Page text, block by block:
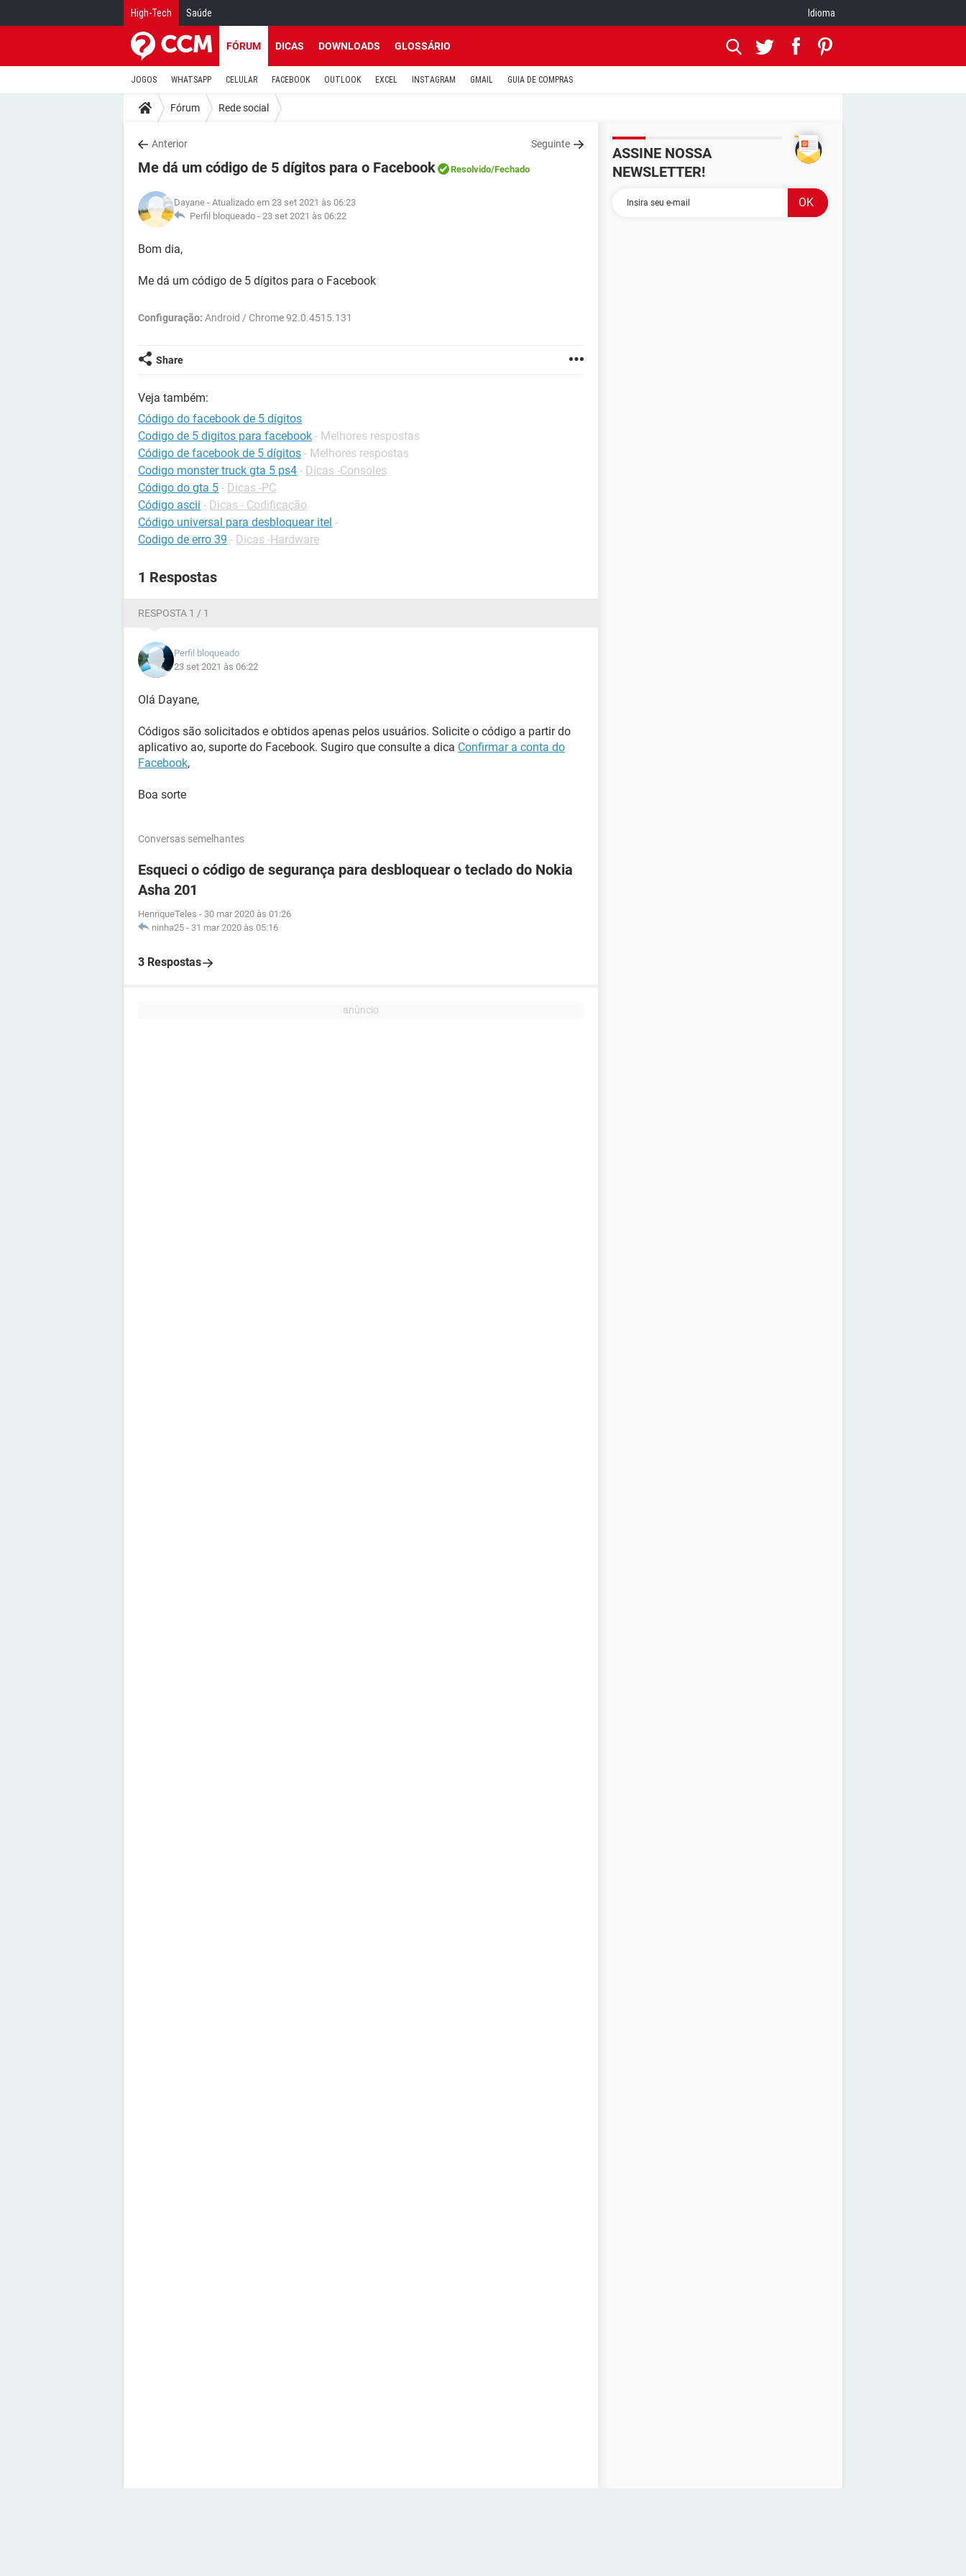
High-Tech Saúde Idioma
FÓRUM DICAS DOWNLOADS GLOSSÁRIO
JOGOS WHATSAPP CELULAR FACEBOOK OUTLOOK EXCEL INSTAGRAM GMAIL GUIA DE COMPRAS
Fórum Rede social
Anterior Seguinte
Me dá um código de 5 dígitos para o Facebook Resolvido/Fechado
Dayane - Atualizado em 23 set 2021 às 06:23
Perfil bloqueado - 23 set 2021 às 06:22
Bom dia,
Me dá um código de 5 dígitos para o Facebook
Configuração: Android / Chrome 92.0.4515.131
Share
Veja também:
Código do facebook de 5 dígitos
Codigo de 5 digitos para facebook - Melhores respostas
Código de facebook de 5 dígitos - Melhores respostas
Codigo monster truck gta 5 ps4 - Dicas -Consoles
Código do gta 5 - Dicas -PC
Código ascii - Dicas - Codificação
Código universal para desbloquear itel -
Codigo de erro 39 - Dicas -Hardware
1 Respostas
RESPOSTA 1 / 1
Perfil bloqueado
23 set 2021 às 06:22
Olá Dayane,
Códigos são solicitados e obtidos apenas pelos usuários. Solicite o código a partir do
aplicativo ao, suporte do Facebook. Sugiro que consulte a dica Confirmar a conta do
Facebook,
Boa sorte
Conversas semelhantes
Esqueci o código de segurança para desbloquear o teclado do Nokia
Asha 201
HenriqueTeles - 30 mar 2020 às 01:26
ninha25 - 31 mar 2020 às 05:16
3 Respostas
ASSINE NOSSA
NEWSLETTER!